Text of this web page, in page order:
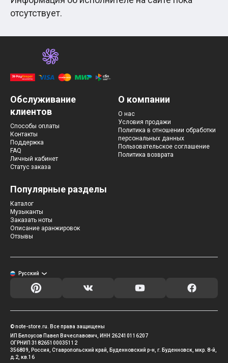
отсутствует.
Обслуживание
клиентов
Способы оплаты
Контакты
Поддержка
FAQ
Личный кабинет
Статус заказа
Популярные разделы
Каталог
Музыканты
Заказать ноты
Описание аранжировок
Отзывы
О компании
О нас
Условия продажи
Политика в отношении обработки
персональных данных
Пользовательское соглашение
Политика возврата
Русский
© note-store.ru. Все права защищены
ИП Белоусов Павел Вячеславович, ИНН 262410116207
ОГРНИП 318265100035112
356809, Россия, Ставропольский край, Буденновский р-н, г. Буденновск, мкр. 8-й,
д.2, кв.16